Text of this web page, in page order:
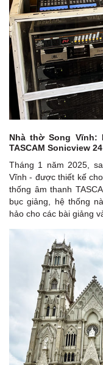
Nhà thờ Song
TASCAM Sonicview 24
Tháng 1 năm 2025,
Vĩnh - được thiết kế
thống âm thanh
bục giảng, hệ thống
hảo cho các bài giảng